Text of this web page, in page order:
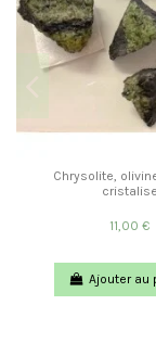
Chrysolite,
cristalise
11,00 €
Ajouter au